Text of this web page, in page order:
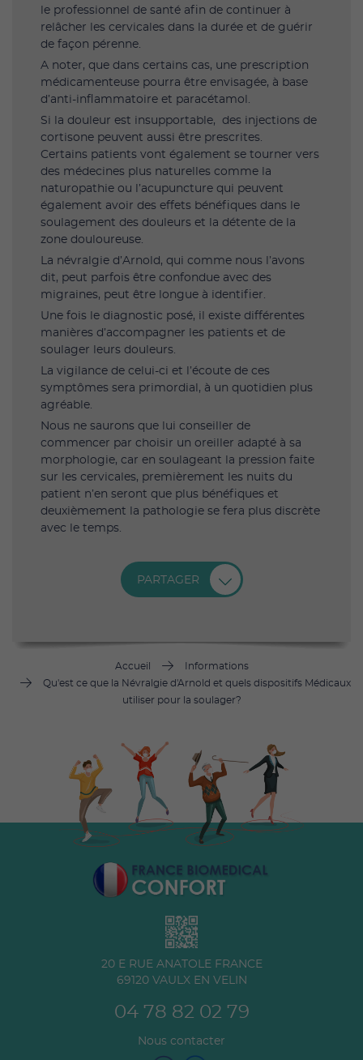
le professionnel de santé afin de continuer à
relâcher les cervicales dans la durée et de guérir
de façon pérenne.
A noter, que dans certains cas, une prescription
médicamenteuse pourra être envisagée, à base
d’anti-inflammatoire et paracétamol.
Si la douleur est insupportable, des injections de
cortisone peuvent aussi être prescrites.
Certains patients vont également se tourner vers
des médecines plus naturelles comme la
naturopathie ou l’acupuncture qui peuvent
également avoir des effets bénéfiques dans le
soulagement des douleurs et la détente de la
zone douloureuse.
La névralgie d’Arnold, qui comme nous l’avons
dit, peut parfois être confondue avec des
migraines, peut être longue à identifier.
Une fois le diagnostic posé, il existe différentes
manières d’accompagner les patients et de
soulager leurs douleurs.
La vigilance de celui-ci et l’écoute de ces
symptômes sera primordial, à un quotidien plus
agréable.
Nous ne saurons que lui conseiller de
commencer par choisir un oreiller adapté à sa
morphologie, car en soulageant la pression faite
sur les cervicales, premièrement les nuits du
patient n’en seront que plus bénéfiques et
deuxièmement la pathologie se fera plus discrète
avec le temps.
PARTAGER
Accueil
Informations
Qu'est ce que la Névralgie d'Arnold et quels dispositifs Médicaux
utiliser pour la soulager?
20 E RUE ANATOLE FRANCE
69120 VAULX EN VELIN
04 78 82 02 79
Nous contacter